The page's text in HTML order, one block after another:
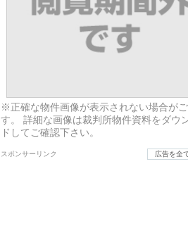
※正確な物件画像が表示されない場合が
す。 詳細な画像は裁判所物件資料をダウ
ドしてご確認下さい。
スポンサーリンク 広告を全